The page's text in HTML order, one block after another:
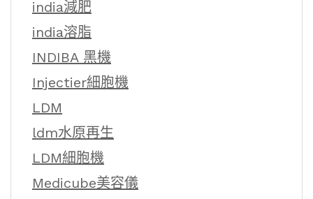
india減肥
india溶脂
INDIBA 黑機
Injectier細胞機
LDM
ldm水原再生
LDM細胞機
Medicube美容儀